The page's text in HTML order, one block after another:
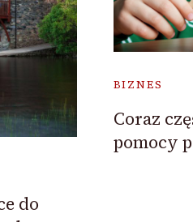
do
BIZNES
Coraz
pomocy